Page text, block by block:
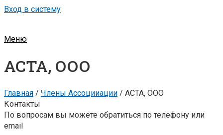
Вход в систему
Меню
АСТА, ООО
Главная / Члены Ассоцииации / АСТА, ООО
Контакты
По вопросам вы можете обратиться по телефону или
email